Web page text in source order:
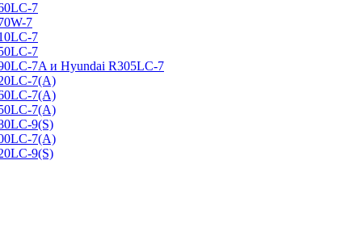
7
7
7
7
7A и Hyundai R305LC-7
7(A)
7(A)
7(A)
9(S)
7(A)
9(S)